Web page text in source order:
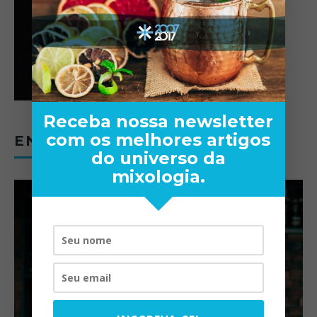
ENTREVISTAS
Receba nossa newsletter
com os melhores artigos
do universo da
mixologia.